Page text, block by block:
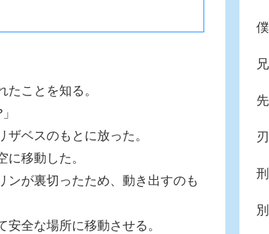
ことを知る。
ベスのもとに放った。
移動した。
ンが裏切ったため、動き出すのも
全な場所に移動させる。